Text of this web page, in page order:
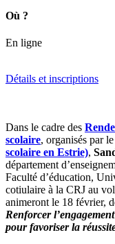
Où ?
En ligne
Détails et inscriptions
Dans le cadre des
scolaire, organisés par le
scolaire en Estrie),
département
Faculté d’éducation,
cotiulaire à la CRJ au
animeront le 18 février,
Renforcer
pour favoriser la